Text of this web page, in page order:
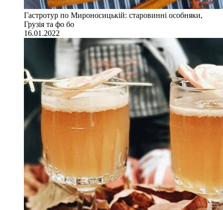
Гастротур по Мироносицькій: старовинні особняки,
Грузія та фо бо
16.01.2022